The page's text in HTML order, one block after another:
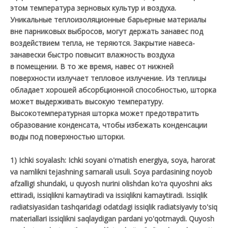
этом температура зерновых культур и воздуха.
Уникальные теплоизоляционные барьерные материалы
вне парниковых выбросов, могут держать занавес под
воздействием тепла, не теряются. Закрытие навеса-
занавески быстро повысит влажность воздуха
в помещении. В то же время, навес от нижней
поверхности излучает тепловое излучение. Из теплицы
обладает хорошей абсорбционной способностью, шторка
может выдерживать высокую температуру.
Высокотемпературная шторка может предотвратить
образование конденсата, чтобы избежать конденсации
воды под поверхностью шторки.
1) Ichki soyalash: Ichki soyani o'rnatish energiya, soya, harorat
va namlikni tejashning samarali usuli. Soya pardasining noyob
afzalligi shundaki, u quyosh nurini olishdan ko'ra quyoshni aks
ettiradi, issiqlikni kamaytiradi va issiqlikni kamaytiradi. Issiqlik
radiatsiyasidan tashqaridagi odatdagi issiqlik radiatsiyaviy to'siq
materiallari issiqlikni saqlaydigan pardani yo'qotmaydi. Quyosh